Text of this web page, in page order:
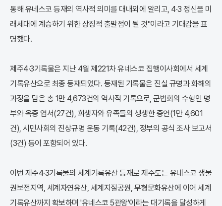
통해 유네스코 등재의 역사적 의미를 대내외에 알리고, 4·3 정신을 미
래세대에 계승하기 위한 상징적 출발점이 될 것"이라고 기대감을 표
명했다.
제주4·3기록물은 지난 4월 제221차 유네스코 집행이사회에서 세계
기록유산으로 최종 등재되었다. 등재된 기록물은 진실 규명과 화해의
과정을 담은 총 1만 4,673건의 역사적 기록으로, 군법회의 수형인 명
부와 옥중 엽서(27건), 희생자와 유족들의 생생한 증언(1만 4,601
건), 시민사회의 진상규명 운동 기록(42건), 정부의 공식 조사 보고서
(3건) 등이 포함되어 있다.
이번 제주4·3기록물의 세계기록유산 등재로 제주도는 유네스코 생물
권보전지역, 세계자연유산, 세계지질공원, 무형문화유산에 이어 세계
기록유산까지 확보하며 '유네스코 5관왕'이라는 대기록을 달성하게